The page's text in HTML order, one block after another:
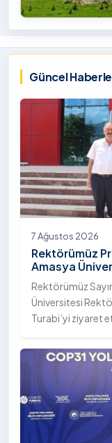
İçin
Tıklayınız
Güncel
7 Ağustos 2026
Rektörümüz
Amasya
Rektörümüz
Üniversitesi
Turabi’yi ziyaret
Yardımcısı Prof.